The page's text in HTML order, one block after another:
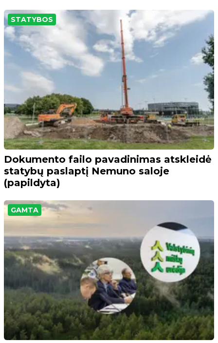
STATYBOS
Dokumento failo pavadinimas atskleidė
statybų paslaptį Nemuno saloje
(papildyta)
GAMTA